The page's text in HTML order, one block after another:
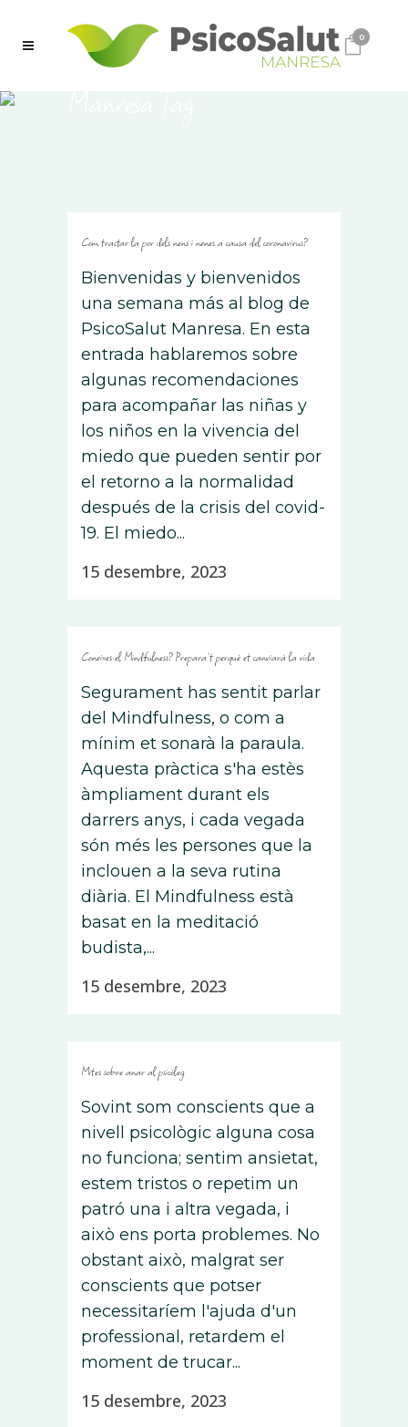
0
Com tractar la por dels nens i nenes a causa del coronavirus?
Bienvenidas y bienvenidos
una semana más al blog de
PsicoSalut Manresa. En esta
entrada hablaremos sobre
algunas recomendaciones
para acompañar las niñas y
los niños en la vivencia del
miedo que pueden sentir por
el retorno a la normalidad
después de la crisis del covid-
19. El miedo...
15 desembre, 2023
Coneixes el Mindfulness? Prepara’t perquè et canviarà la vida
Segurament has sentit parlar
del Mindfulness, o com a
mínim et sonarà la paraula.
Aquesta pràctica s'ha estès
àmpliament durant els
darrers anys, i cada vegada
són més les persones que la
inclouen a la seva rutina
diària. El Mindfulness està
basat en la meditació
budista,...
15 desembre, 2023
Mites sobre anar al psicòleg
Sovint som conscients que a
nivell psicològic alguna cosa
no funciona; sentim ansietat,
estem tristos o repetim un
patró una i altra vegada, i
això ens porta problemes. No
obstant això, malgrat ser
conscients que potser
necessitaríem l'ajuda d'un
professional, retardem el
moment de trucar...
15 desembre, 2023